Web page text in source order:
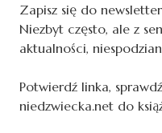
Zapisz się do
Niezbyt często, ale z
aktualności,
Potwierdź linka,
niedzwiecka.net do